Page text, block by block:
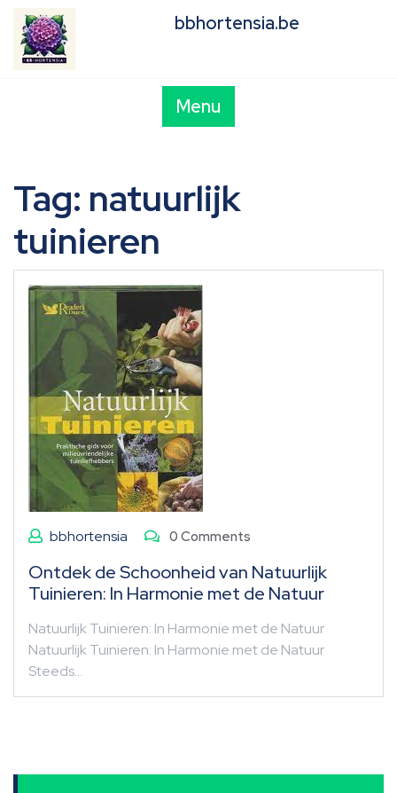
content
bbhortensia.be
Menu
Tag: natuurlijk
tuinieren
bbhortensia 0 Comments
Ontdek de Schoonheid van Natuurlijk
Tuinieren: In Harmonie met de Natuur
Natuurlijk Tuinieren: In Harmonie met de Natuur
Natuurlijk Tuinieren: In Harmonie met de Natuur
Steeds…